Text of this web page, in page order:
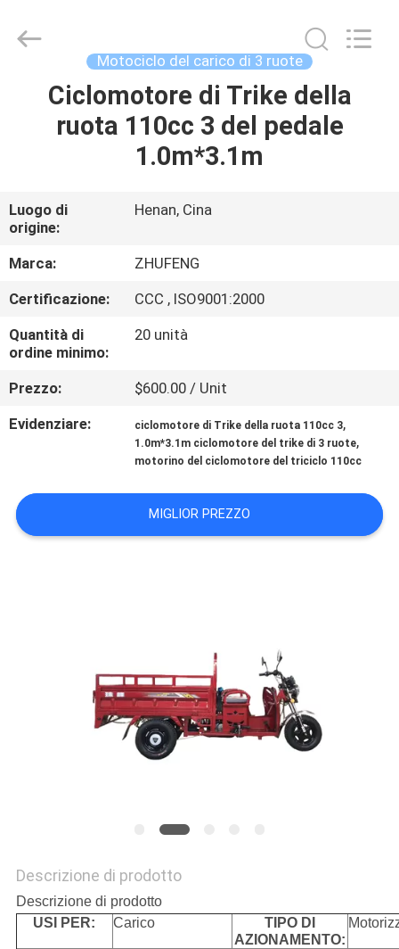
CASA
CIRCA
NOI
GIRO
DELLA
FABBRICA
CONTROLLO
CONTATTICI
CITAZIONE
PRIVACY
POLICY
Motorcycle
Motociclo del carico di 3 ruote
Ciclomotore di Trike della
ruota 110cc 3 del pedale
1.0m*3.1m
Luogo di
origine:
Henan, Cina
Marca:
ZHUFENG
Certificazione:
CCC , ISO9001:2000
Quantità di
ordine minimo:
20 unità
Prezzo:
$600.00 / Unit
Evidenziare:
ciclomotore di Trike della ruota 110cc 3,
1.0m*3.1m ciclomotore del trike di 3 ruote,
motorino del ciclomotore del triciclo 110cc
MIGLIOR PREZZO
Descrizione di prodotto
Descrizione di prodotto
USI PER:
Carico
TIPO DI
AZIONAMENTO: